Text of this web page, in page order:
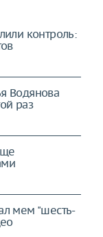
контроль:
Водянова
раз
мем "шесть-